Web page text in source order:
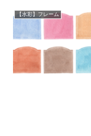
【水彩】フレーム